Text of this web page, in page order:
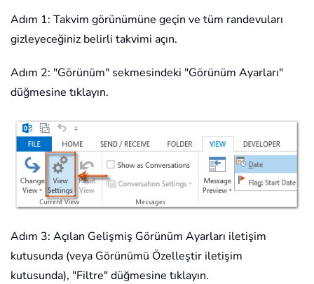
Adım 1: Takvim görünümüne geçin ve tüm randevuları
gizleyeceğiniz belirli takvimi açın.
Adım 2: "Görünüm" sekmesindeki "Görünüm Ayarları"
düğmesine tıklayın.
Adım 3: Açılan Gelişmiş Görünüm Ayarları iletişim
kutusunda (veya Görünümü Özelleştir iletişim
kutusunda), "Filtre" düğmesine tıklayın.